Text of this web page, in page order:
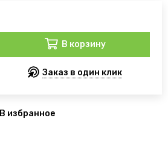
В корзину
Заказ в один клик
В избранное